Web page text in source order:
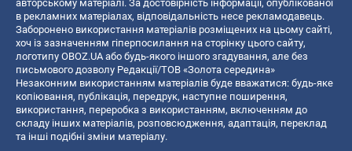
авторському матеріалі. За достовірність інформації, опублікованої
в рекламних матеріалах, відповідальність несе рекламодавець.
Заборонено використання матеріалів розміщених на цьому сайті,
хоч із зазначенням гіперпосилання на сторінку цього сайту,
логотипу OBOZ.UA або будь-якого іншого згадування, але без
письмового дозволу Редакції/ТОВ «Золота середина»
Незаконним використанням матеріалів буде вважатися: будь-яке
копiювання, публiкацiя, передрук, наступне поширення,
використання, переробка з використанням, включенням до
складу інших матеріалів, розповсюдження, адаптація, переклад
та інші подібні зміни матеріалу.